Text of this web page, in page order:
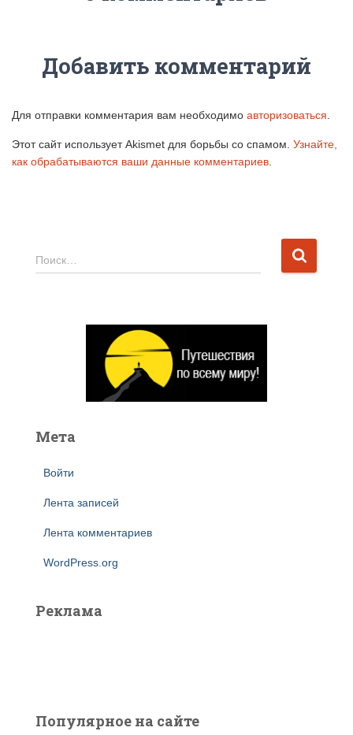
Добавить комментарий
Для отправки комментария вам необходимо авторизоваться
Этот сайт использует Akismet для борьбы со спамом. Узнайте,
как обрабатываются ваши данные комментариев
Н
а
Поиск…
Мета
Войти
Лента записей
Лента комментариев
WordPress.org
Реклама
Популярное на сайте